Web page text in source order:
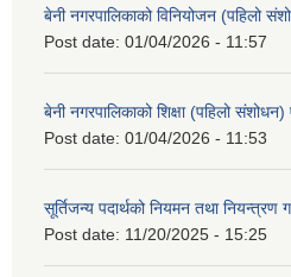
बेनी नगरपालिकाको विनियोजन (पहिलो
Post date: 01/04/2026 - 11:57
बेनी नगरपालिकाको शिक्षा (पहिलो
Post date: 01/04/2026 - 11:53
सूर्तिजन्य पदार्थको नियमन तथा नियन्त्रण
Post date: 11/20/2025 - 15:25